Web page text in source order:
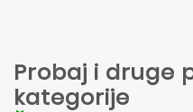
Probaj i druge
kategorije